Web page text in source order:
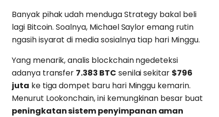
Banyak pihak udah menduga Strategy bakal beli
lagi Bitcoin. Soalnya, Michael Saylor emang rutin
ngasih isyarat di media sosialnya tiap hari Minggu.
Yang menarik, analis blockchain ngedeteksi
adanya transfer 7.383 BTC senilai sekitar $796
juta ke tiga dompet baru hari Minggu kemarin.
Menurut Lookonchain, ini kemungkinan besar buat
peningkatan sistem penyimpanan aman